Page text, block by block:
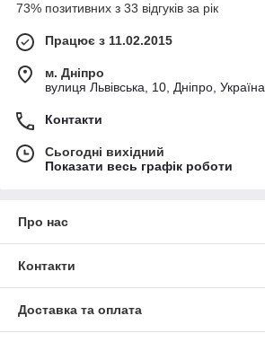
73% позитивних з 33 відгуків за рік
Працює з 11.02.2015
м. Дніпро
вулиця Львівська, 10, Дніпро, Україна
Контакти
Сьогодні вихідний
Показати весь графік роботи
Про нас
Контакти
Доставка та оплата